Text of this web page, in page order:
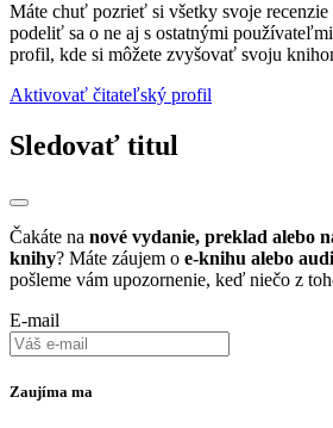
Máte chuť pozrieť si všetky svoje recenzie
podeliť sa o ne aj s ostatnými
profil, kde si môžete zvyšovať svoju
Aktivovať čitateľský profil
Sledovať titul
Čakáte na nové vydanie, preklad alebo
knihy? Máte záujem o e-knihu alebo
pošleme vám upozornenie, keď niečo z
E-mail
Zaujíma ma